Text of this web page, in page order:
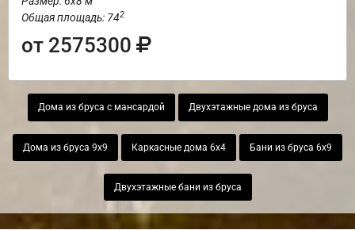
Общая площадь: 742
от 2575300
Дома из бруса с мансардой Двухэтажные дома из бруса
Дома из бруса 9х9 Каркасные дома 6х4 Бани из бруса 6х9
Двухэтажные бани из бруса